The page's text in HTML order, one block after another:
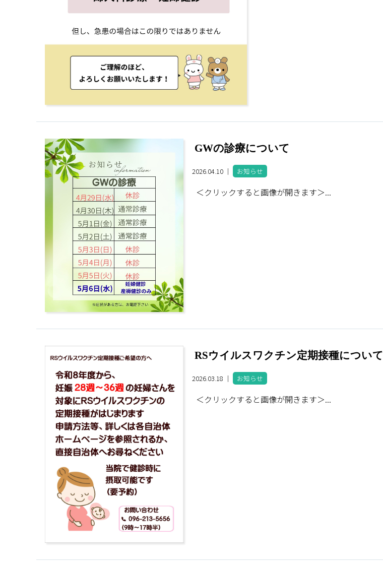
GWの診療について
2026.04.10 ｜ お知らせ
＜クリックすると画像が開きます＞...
RSウイルスワクチン定期接種について
2026.03.18 ｜ お知らせ
＜クリックすると画像が開きます＞...